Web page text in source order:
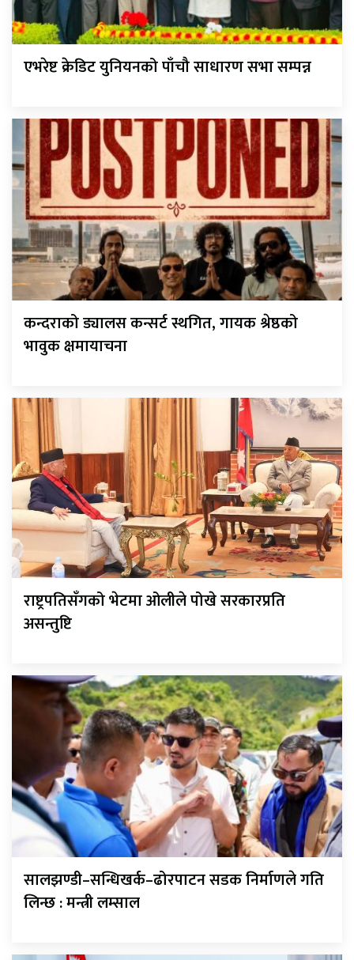
एभरेष्ट क्रेडिट युनियनको पाँचौ साधारण सभा सम्पन्न
कन्दराको ड्यालस कन्सर्ट स्थगित, गायक श्रेष्ठको
भावुक क्षमायाचना
राष्ट्रपतिसँगको भेटमा ओलीले पोखे सरकारप्रति
असन्तुष्टि
सालझण्डी–सन्धिखर्क–ढोरपाटन सडक निर्माणले गति
लिन्छ : मन्त्री लम्साल